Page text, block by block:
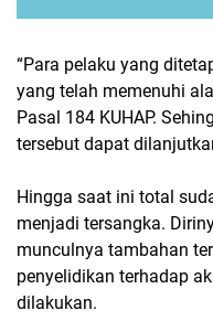
“Para pelaku yang
yang telah memenuhi
Pasal 184 KUHAP.
tersebut dapat
Hingga saat ini total
menjadi tersangka.
munculnya tambahan
penyelidikan terhadap
dilakukan.